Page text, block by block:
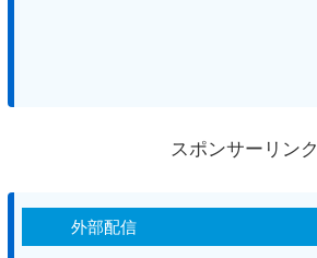
スポンサーリンク
外部配信